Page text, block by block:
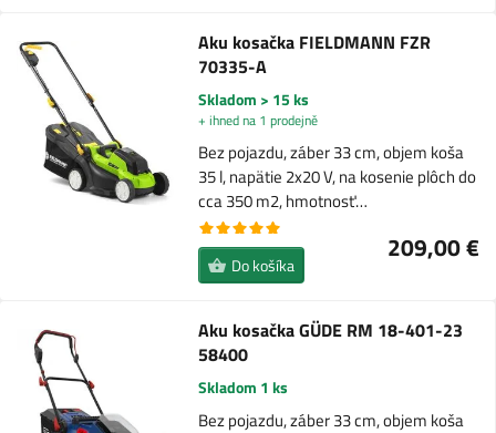
Aku kosačka FIELDMANN FZR
70335-A
Skladom > 15 ks
+ ihned na 1 prodejně
Bez pojazdu, záber 33 cm, objem koša
35 l, napätie 2x20 V, na kosenie plôch do
cca 350 m2, hmotnosť…
209,00 €
Do košíka
Aku kosačka GÜDE RM 18-401-23
58400
Skladom 1 ks
Bez pojazdu, záber 33 cm, objem koša